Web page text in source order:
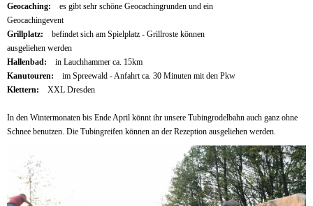
Geocaching:
es gibt sehr schöne Geocachingrunden und ein
Geocachingevent
Grillplatz:
befindet sich am Spielplatz - Grillroste können
ausgeliehen werden
Hallenbad:
in Lauchhammer ca. 15km
Kanutouren:
im Spreewald - Anfahrt ca. 30 Minuten mit den Pkw
Klettern:
XXL Dresden
In den Wintermonaten bis Ende April könnt ihr unsere Tubingrodelbahn auch ganz ohne
Schnee benutzen. Die Tubingreifen können an der Rezeption ausgeliehen werden.